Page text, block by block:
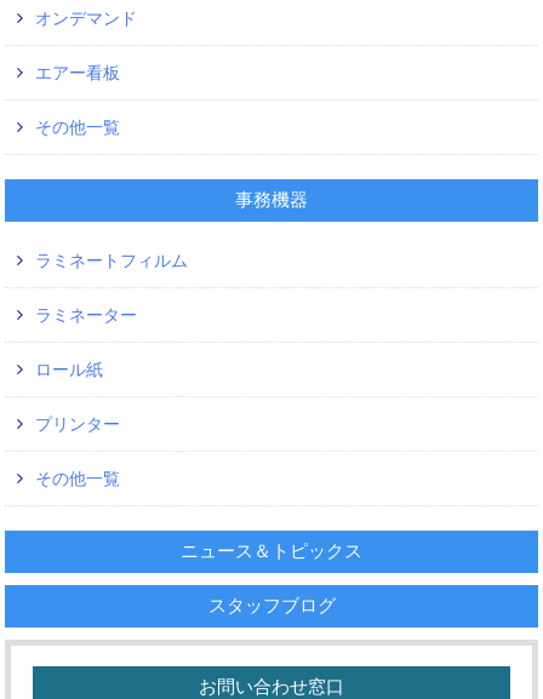
オンデマンド
エアー看板
その他一覧
事務機器
ラミネートフィルム
ラミネーター
ロール紙
プリンター
その他一覧
ニュース＆トピックス
スタッフブログ
お問い合わせ窓口